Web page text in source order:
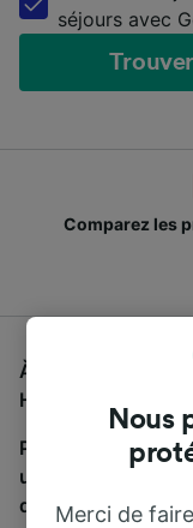
séjours avec
Comparez les
À la recherche
Hamburg Hbf,
Pour trouver des
une recherche ci-
de trajets et les
Nous
Merci de